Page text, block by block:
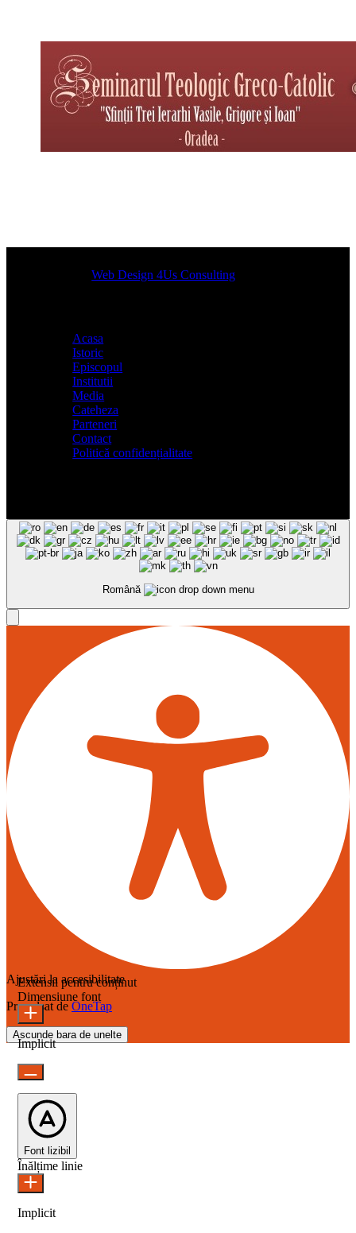
Designed byWeb Design 4Us Consulting
Acasa
Istoric
Episcopul
Institutii
Media
Cateheza
Parteneri
Contact
Politică confidențialitate
Română
Ajustări la accesibilitate
Propulsat de OneTap
Ascunde bara de unelte
Extensii pentru conținut
Dimensiune font
Implicit
Font lizibil
Înălțime linie
Implicit